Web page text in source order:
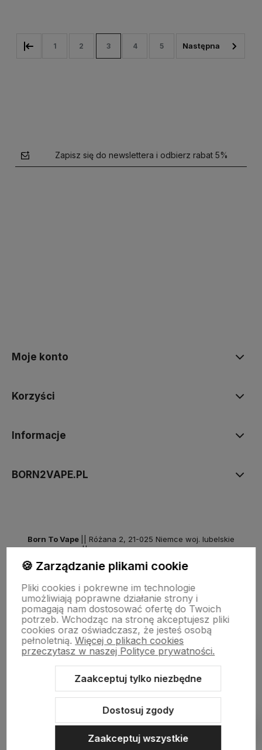
1 2 3 4 5
Zapisz się do newslettera i odbierz rabat 5%
Moje konto
Korzyści
Informacje
BORN2VAPE.PL
Born To Vape
|| Różana 2, 21-025 Niemce woj. lubelskie
NIP: 7141861133 || E:kontakt@born2vape.plT:665 744 477
Sklep internetowy Shoper Premium
Szablon Shoper Modern 3.0™
🍪 Zarządzanie plikami cookie
Pliki cookies i pokrewne im technologie
umożliwiają poprawne działanie strony i
pomagają nam dostosować ofertę do Twoich
potrzeb. Wchodząc na stronę akceptujesz pliki
cookies oraz oświadczasz, że jesteś osobą
pełnoletnią. Więcej o plikach cookies
przeczytasz w naszej Polityce prywatności.
Zaakceptuj tylko niezbędne
Dostosuj zgody
Zaakceptuj wszystkie